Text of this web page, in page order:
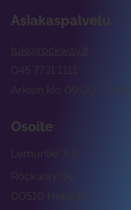
Asiakaspalvelu
tuki@rockway.fi
Arkisin klo 09:00 -15:00
045 7731 1111
Osoite
Rockway Oy
Lemuntie 3-5
00510 Helsinki